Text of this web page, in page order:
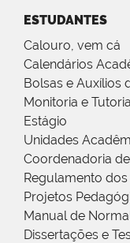
ESTUDANTES
Calouro, vem cá
Calendários
Bolsas e Auxílios
Monitoria e Tutoria
Estágio
Unidades
Coordenadoria
Regulamento
Projetos
Manual de
Dissertações e